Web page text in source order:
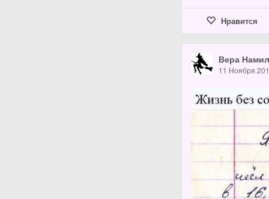
Нравится
Вера
11 Ноября